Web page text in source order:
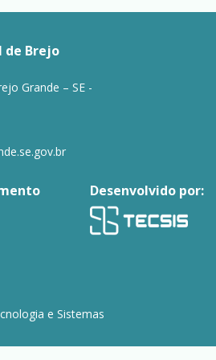
de Brejo
Grande – SE -
Desenvolvido por:
e Sistemas